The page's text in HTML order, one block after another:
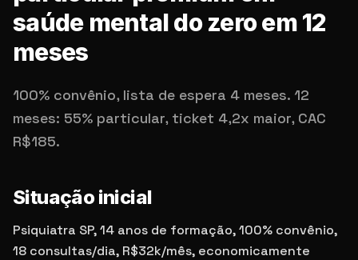
saúde mental do zero em 12
meses
100% convênio, lista de espera 4 meses. 12
meses: 55% particular, ticket 4,2x maior, CAC
R$185.
Situação inicial
Psiquiatra SP, 14 anos de formação, 100% convênio,
18 consultas/dia, R$32k/mês, economicamente